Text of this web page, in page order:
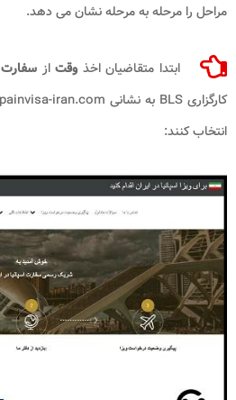
مراحل را مرحله به مرحله نشان می دهد.
ابتدا متقاضیان اخذ وقتاز سفارت
انتخاب کنند: